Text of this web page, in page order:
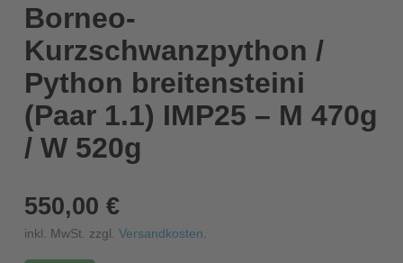
Borneo-
Kurzschwanzpython /
Python breitensteini
(Paar 1.1) IMP25 – M 470g
/ W 520g
550,00 €
inkl. MwSt. zzgl. Versandkosten